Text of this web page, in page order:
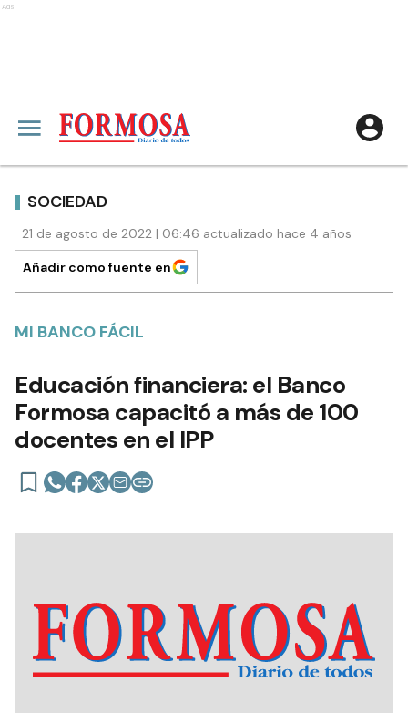
Ads
SOCIEDAD
21 de agosto de 2022 | 06:46 actualizado hace 4 años
Añadir como fuente en
MI BANCO FÁCIL
Educación financiera: el Banco
Formosa capacitó a más de 100
docentes en el IPP